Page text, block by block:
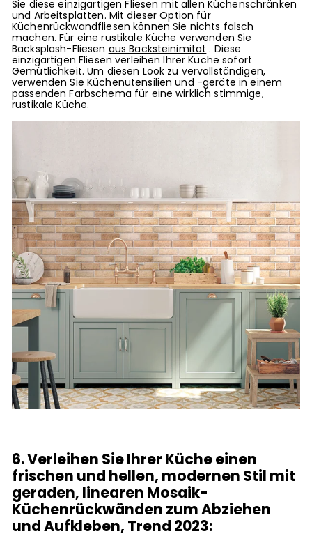
Sie diese einzigartigen Fliesen mit allen Küchenschränken
und Arbeitsplatten. Mit dieser Option für
Küchenrückwandfliesen können Sie nichts falsch
machen. Für eine rustikale Küche verwenden Sie
Backsplash-Fliesen aus Backsteinimitat . Diese
einzigartigen Fliesen verleihen Ihrer Küche sofort
Gemütlichkeit. Um diesen Look zu vervollständigen,
verwenden Sie Küchenutensilien und -geräte in einem
passenden Farbschema für eine wirklich stimmige,
rustikale Küche.
6. Verleihen Sie Ihrer Küche einen
frischen und hellen, modernen Stil mit
geraden, linearen Mosaik-
Küchenrückwänden zum Abziehen
und Aufkleben, Trend 2023: